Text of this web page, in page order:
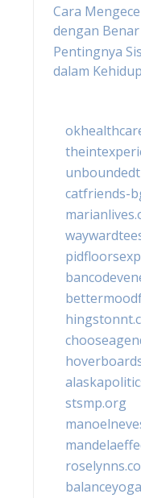
Cara
dengan Benar
Pentingnya
dalam
catfriends-
stsmp.org